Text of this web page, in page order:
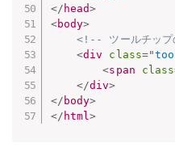
</ head>
<body>
<!-- ツールチッ
<div class="
<span class
</div>
</ body>
</ html>